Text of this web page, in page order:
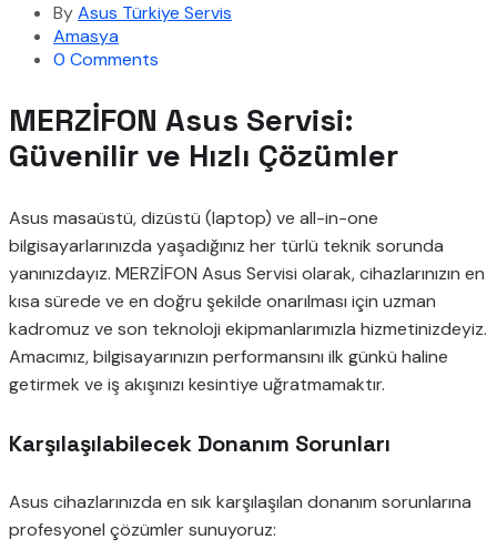
ByAsus Türkiye Servis
Amasya
0 Comments
MERZİFON Asus Servisi:
Güvenilir ve Hızlı Çözümler
Asus masaüstü, dizüstü (laptop) ve all-in-one
bilgisayarlarınızda yaşadığınız her türlü teknik sorunda
yanınızdayız. MERZİFON Asus Servisi olarak, cihazlarınızın en
kısa sürede ve en doğru şekilde onarılması için uzman
kadromuz ve son teknoloji ekipmanlarımızla hizmetinizdeyiz.
Amacımız, bilgisayarınızın performansını ilk günkü haline
getirmek ve iş akışınızı kesintiye uğratmamaktır.
Karşılaşılabilecek Donanım Sorunları
Asus cihazlarınızda en sık karşılaşılan donanım sorunlarına
profesyonel çözümler sunuyoruz: